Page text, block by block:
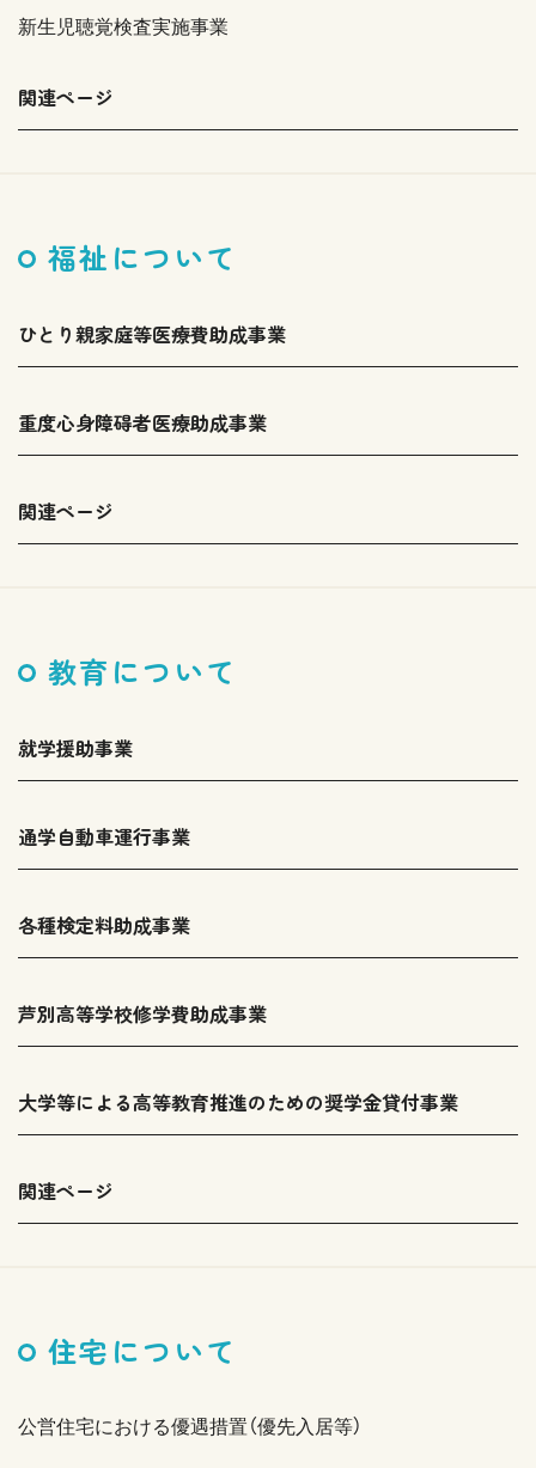
新生児聴覚検査実施事業
関連ページ
福祉について
ひとり親家庭等医療費助成事業
重度心身障碍者医療助成事業
関連ページ
教育について
就学援助事業
通学自動車運行事業
各種検定料助成事業
芦別高等学校修学費助成事業
大学等による高等教育推進のための奨学金貸付事業
関連ページ
住宅について
公営住宅における優遇措置（優先入居等）